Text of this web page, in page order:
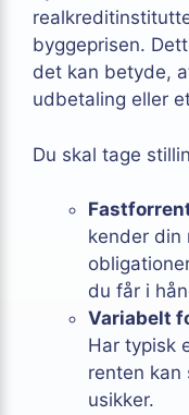
byggeprisen.
det kan betyde,
udbetaling eller
Du skal tage
kender din
du får i
Variabelt
Har typisk
renten kan
usikker.